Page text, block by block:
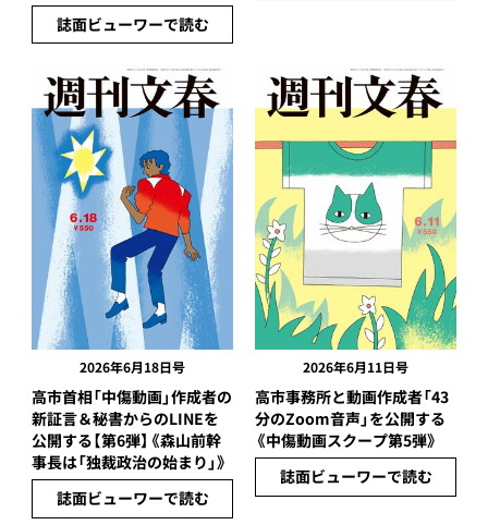
誌面ビューワーで読む
2026年6月18日号
高市首相「中傷動画」作成者の
新証言＆秘書からのLINEを
公開する【第6弾】《森山前幹
事長は「独裁政治の始まり」》
誌面ビューワーで読む
2026年6月11日号
高市事務所と動画作成者「43
分のZoom音声」を公開する
《中傷動画スクープ第5弾》
誌面ビューワーで読む